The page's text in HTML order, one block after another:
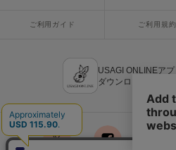
スナイデル
スナイデル ホーム
ソフェル
SOMEWHERE BUTTER.
サムウェアバター
ご利用ガイド ご利用規約
USAGI ONLINEアプ
ダウンロードはこち